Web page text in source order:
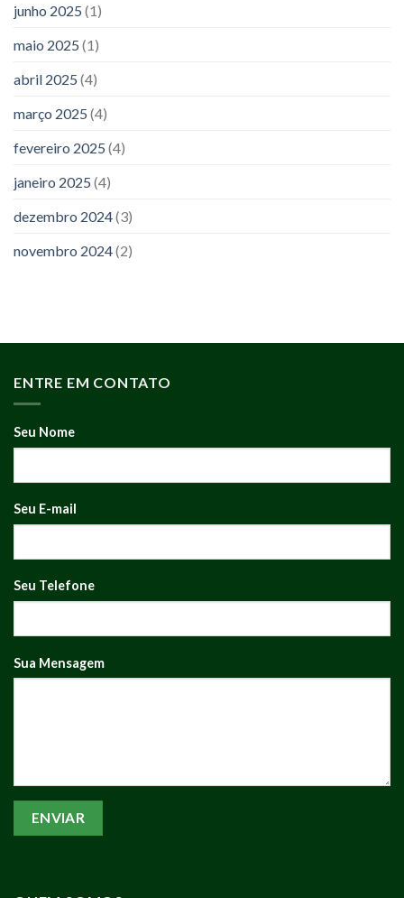
junho 2025 (1)
maio 2025 (1)
abril 2025 (4)
março 2025 (4)
fevereiro 2025 (4)
janeiro 2025 (4)
dezembro 2024(3)
novembro 2024(2)
ENTRE EM CONTATO
Seu Nome
Seu E-mail
Seu Telefone
Sua Mensagem